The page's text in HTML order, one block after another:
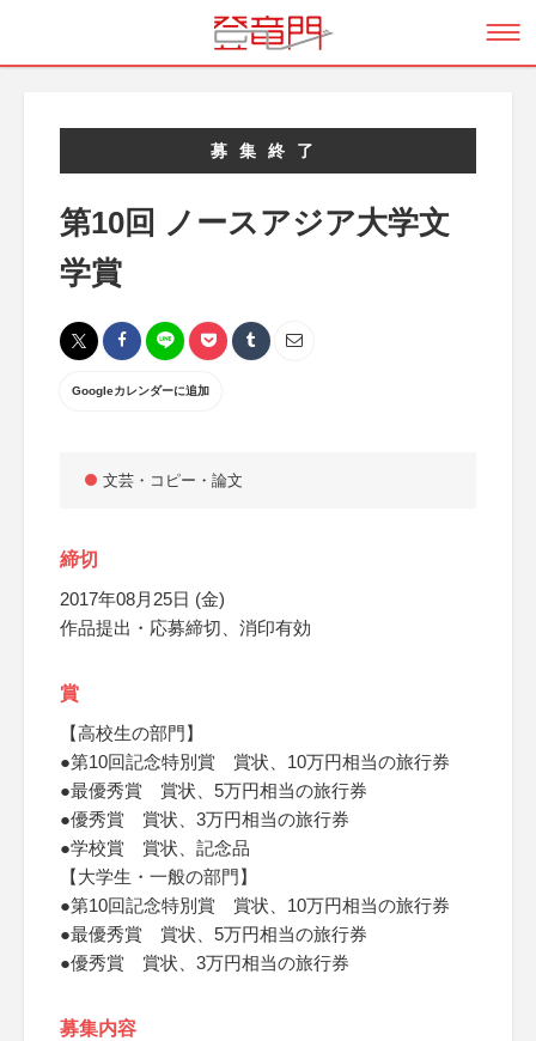
募集終了
第10回 ノースアジア大学文
学賞
Googleカレンダーに追加
文芸・コピー・論文
締切
2017年08月25日 (金)
作品提出・応募締切、消印有効
賞
【高校生の部門】
●第10回記念特別賞 賞状、10万円相当の旅行券
●最優秀賞 賞状、5万円相当の旅行券
●優秀賞 賞状、3万円相当の旅行券
●学校賞 賞状、記念品
【大学生・一般の部門】
●第10回記念特別賞 賞状、10万円相当の旅行券
●最優秀賞 賞状、5万円相当の旅行券
●優秀賞 賞状、3万円相当の旅行券
募集内容